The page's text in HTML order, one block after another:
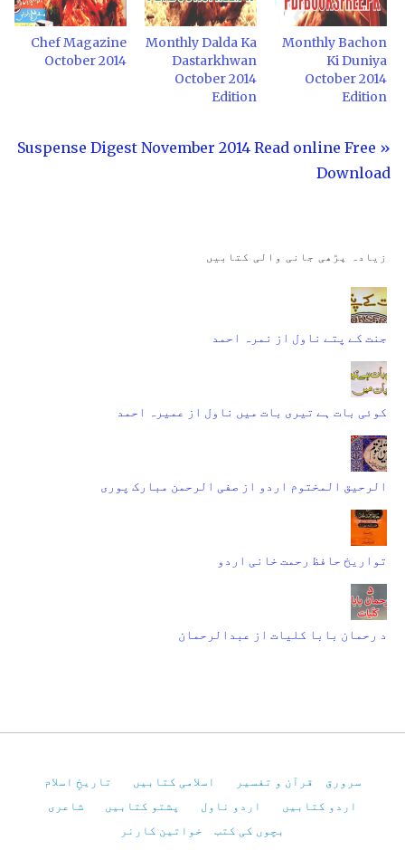
Chef Magazine
October 2014
Monthly Dalda Ka
Dastarkhwan
October 2014
Edition
Monthly Bachon
Ki Duniya
October 2014
Edition
« Suspense Digest November 2014 Read online Free
Download
زیادہ پڑھی جانی والی کتابیں
جنت کے پتے ناول از نمرہ احمد
کوئی بات ہے تیری بات میں ناول از عمیرہ احمد
الرحیق المختوم اردو از صفی الرحمن مبارک پوری
تواریخ حافظ رحمت خانی اردو
د رحمان بابا کلیات از عبدالرحمان
سرورق قرآن و تفسیر اسلامی کتابیں
تاریخِ اسلام
اردو کتابیں
اردو ناول پشتو کتابیں
شاعری
بچوں کی کتب
خواتین کارنر